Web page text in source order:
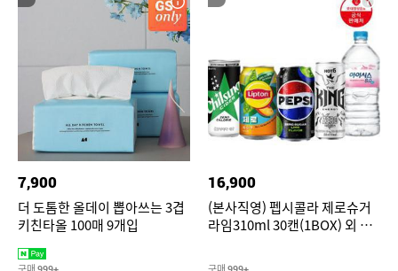
7,900
더 도톰한 올데이 뽑아쓰는 3겹
키친타올 100매 9개입
16,900
(본사직영) 펩시콜라 제로슈거
라임310ml 30캔(1BOX) 외 롯